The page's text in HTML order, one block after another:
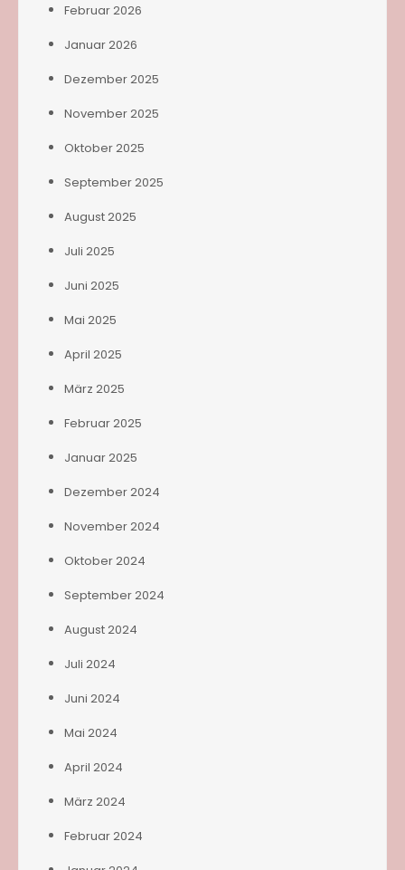
Februar 2026
Januar 2026
Dezember 2025
November 2025
Oktober 2025
September 2025
August 2025
Juli 2025
Juni 2025
Mai 2025
April 2025
März 2025
Februar 2025
Januar 2025
Dezember 2024
November 2024
Oktober 2024
September 2024
August 2024
Juli 2024
Juni 2024
Mai 2024
April 2024
März 2024
Februar 2024